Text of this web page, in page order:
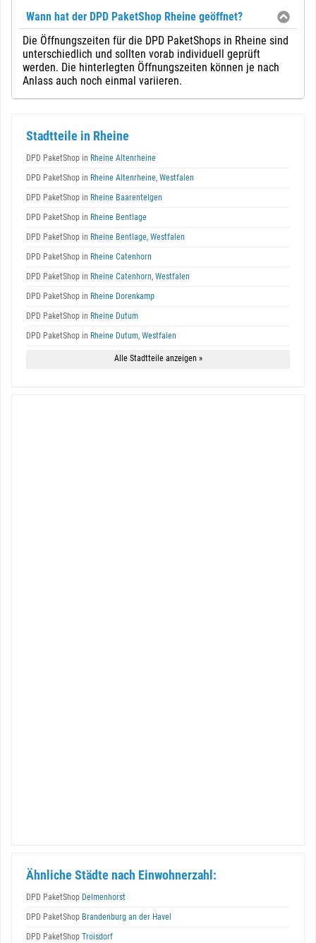
Wann hat der DPD PaketShop Rheine geöffnet?
Die Öffnungszeiten für die DPD PaketShops in Rheine sind
unterschiedlich und sollten vorab individuell geprüft
werden. Die hinterlegten Öffnungszeiten können je nach
Anlass auch noch einmal variieren.
Stadtteile in Rheine
DPD PaketShop in Rheine Altenrheine
DPD PaketShop in Rheine Altenrheine, Westfalen
DPD PaketShop in Rheine Baarentelgen
DPD PaketShop in Rheine Bentlage
DPD PaketShop in Rheine Bentlage, Westfalen
DPD PaketShop in Rheine Catenhorn
DPD PaketShop in Rheine Catenhorn, Westfalen
DPD PaketShop in Rheine Dorenkamp
DPD PaketShop in Rheine Dutum
DPD PaketShop in Rheine Dutum, Westfalen
Alle Stadtteile anzeigen »
Ähnliche Städte nach Einwohnerzahl:
DPD PaketShop Delmenhorst
DPD PaketShop Brandenburg an der Havel
DPD PaketShop Troisdorf